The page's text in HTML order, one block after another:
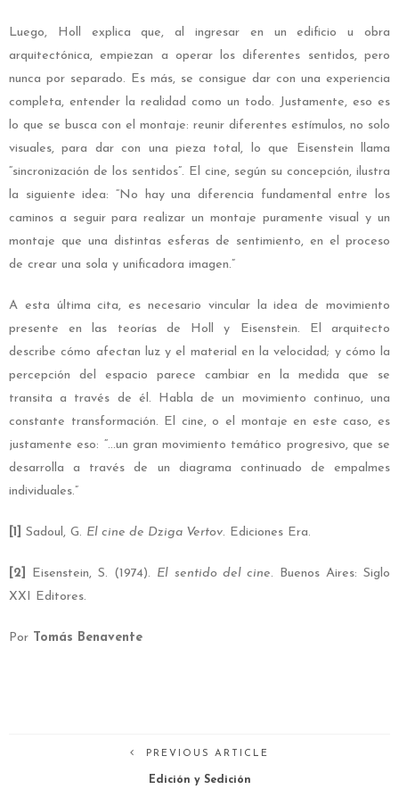
Luego, Holl explica que, al ingresar en un edificio u obra
arquitectónica, empiezan a operar los diferentes sentidos, pero
nunca por separado. Es más, se consigue dar con una experiencia
completa, entender la realidad como un todo. Justamente, eso es
lo que se busca con el montaje: reunir diferentes estímulos, no solo
visuales, para dar con una pieza total, lo que Eisenstein llama
“sincronización de los sentidos”. El cine, según su concepción, ilustra
la siguiente idea: “No hay una diferencia fundamental entre los
caminos a seguir para realizar un montaje puramente visual y un
montaje que una distintas esferas de sentimiento, en el proceso
de crear una sola y unificadora imagen.”
A esta última cita, es necesario vincular la idea de movimiento
presente en las teorías de Holl y Eisenstein. El arquitecto
describe cómo afectan luz y el material en la velocidad; y cómo la
percepción del espacio parece cambiar en la medida que se
transita a través de él. Habla de un movimiento continuo, una
constante transformación. El cine, o el montaje en este caso, es
justamente eso: “…un gran movimiento temático progresivo, que se
desarrolla a través de un diagrama continuado de empalmes
individuales.”
[1] Sadoul, G. El cine de Dziga Vertov. Ediciones Era.
[2] Eisenstein, S. (1974). El sentido del cine. Buenos Aires: Siglo
XXI Editores.
Por Tomás Benavente
PREVIOUS ARTICLE
Edición y Sedición